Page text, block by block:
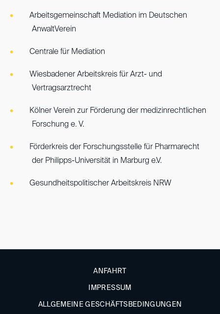
Arbeitsgemeinschaft Mediation im Deutschen
AnwaltVerein
Centrale für Mediation
Wiesbadener Arbeitskreis für Arzt- und
Vertragsarztrecht
Kölner Verein zur Förderung der medizinrechtlichen
Forschung e. V.
Förderkreis der Forschungsstelle für Pharmarecht
der Philipps-Universität in Marburg e.V.
Gesundheitspolitischer Arbeitskreis NRW
ANFAHRT
IMPRESSUM
ALLGEMEINE GESCHÄFTSBEDINGUNGEN